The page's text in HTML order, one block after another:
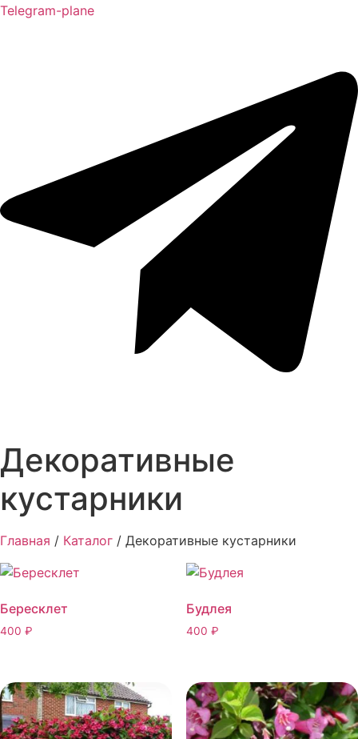
Telegram-plane
Декоративные
кустарники
Главная / Каталог / Декоративные кустарники
Бересклет
400 ₽
Будлея
400 ₽